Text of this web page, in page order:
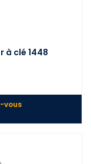
à clé 1448
vous